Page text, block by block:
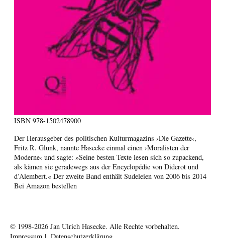
ISBN 978-1502478900
Der Herausgeber des politischen Kulturmagazins ›Die Gazette‹,
Fritz R. Glunk, nannte Hasecke einmal einen ›Moralisten der
Moderne‹ und sagte: »Seine besten Texte lesen sich so zupackend,
als kämen sie geradewegs aus der Encyclopédie von Diderot und
d’Alembert.« Der zweite Band enthält Sudeleien von 2006 bis 2014
Bei Amazon bestellen
© 1998-2026 Jan Ulrich Hasecke. Alle Rechte vorbehalten.